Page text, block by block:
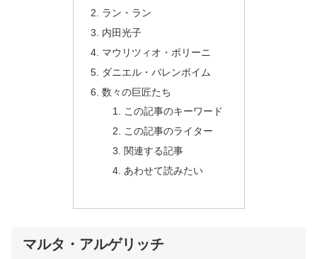
ラン・ラン
内田光子
マウリツィオ・ポリーニ
ダニエル・バレンボイム
数々の巨匠たち
この記事のキーワード
この記事のライター
関連する記事
あわせて読みたい
マルタ・アルゲリッチ